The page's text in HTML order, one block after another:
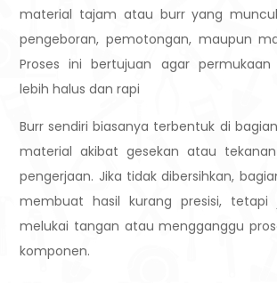
material tajam atau burr yang
pengeboran, pemotongan, maupun
Proses ini bertujuan agar
lebih halus dan rapi
Burr sendiri biasanya terbentuk di
material akibat gesekan atau
pengerjaan. Jika tidak dibersihkan,
membuat hasil kurang presisi, tetapi
melukai tangan atau mengganggu
komponen.